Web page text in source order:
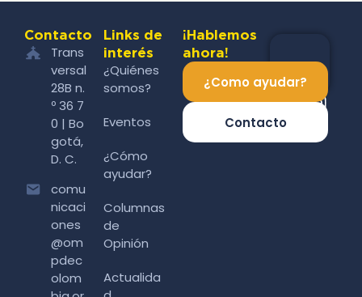
Contacto
Trans
versal
28B n.
º 36 7
0 | Bo
gotá,
D. C.
comu
nicaci
ones
@om
pdec
olom
Links de
interés
¿Quiénes
somos?
Eventos
¿Cómo
ayudar?
Columnas
de
Opinión
Actualida
¡Hablemos
ahora!
¿Como ayudar?
Contacto